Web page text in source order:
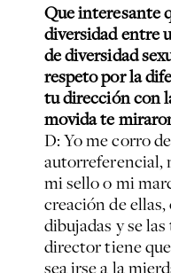
Que interesante
diversidad entre
de diversidad
respeto por la
tu dirección con
movida te
D: Yo me corro
autorreferencial,
mi sello o mi
creación de
dibujadas y se
director tiene
sea irse a la